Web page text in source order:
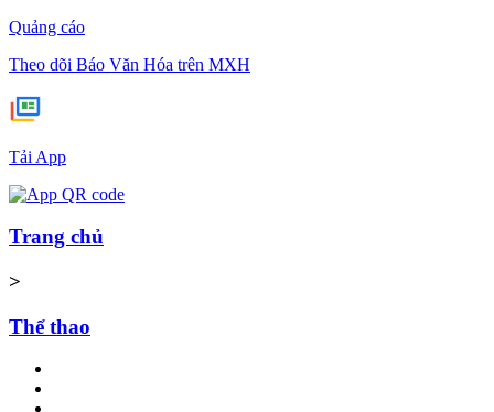
Quảng cáo
Theo dõi Báo Văn Hóa trên MXH
Tải App
Trang chủ
>
Thể thao